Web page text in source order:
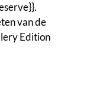
van de
Edition